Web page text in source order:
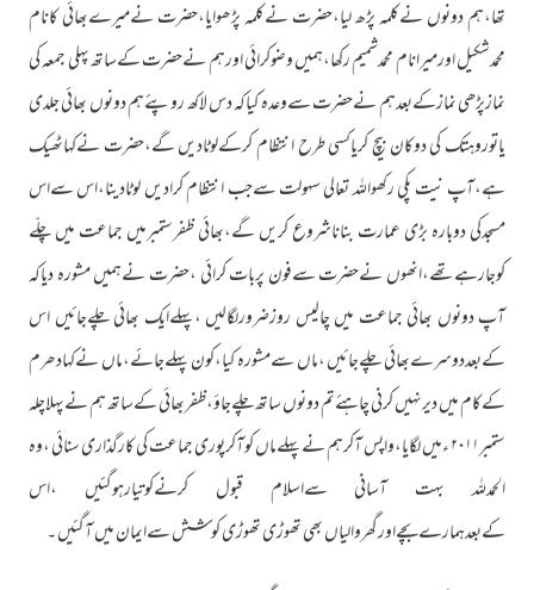
تھا،ہم دونوں نےکلمہ پڑھ لیا،حضرت نےکلمہ پڑھوایا،حضرت نےمیرےبھائی کانام
محمدشکیل اورمیرانام محمدشمیم رکھا،ہمیں وضوکرائی اورہم نےحضرت کےساتھ پہلی جمعہ کی
نمازپڑھی نمازکےبعدہم نےحضرت سےوعدہ کیاکہ دس لاکھ روپئےہم دونوں بھائی جلدی
یاتوروہتک کی دوکان بیچ کریاکسی طرح انتظام کرکےلوٹادیں گے،حضرت نےکہاٹھیک
ہے،آپ نیت پکی رکھواللہ تعالی سہولت سےجب انتظام کرادیں لوٹادینا،اس سےاس
مسجدکی دوبارہ بڑی عمارت بناناشروع کریں گے،بھائی ظفرستمبرمیں جماعت میں چلّے
کوجارہےتھے،انھوں نےحضرت سےفون پربات کرائی ،حضرت نےہمیں مشورہ دیاکہ
آپ دونوں بھائی جماعت میں چالیس روزضرورلگالیں ،پہلےایک بھائی چلےجائیں اس
کےبعددوسرےبھائی چلےجائیں ،ماں سےمشورہ کیا،کون پہلےجائے،ماں نےکہادھرم
کےکام میں دیرنہیں کرنی چاہئےتم دونوں ساتھ چلےجاؤ،ظفربھائی کےساتھ ہم نےپہلاچلہ
ستمبر۲۰۱۱ ءمیں لگایا،واپس آکرہم نےپہلےماں کوآکرپوری جماعت کی کارگذاری سنائی ،وہ
الحمدللہ بہت آسانی سےاسلام قبول کرنےکوتیارہوگئیں ،اس
کےبعدہمارےبچےاورگھروالیاں بھی تھوڑی تھوڑی کوشش سےایمان میں آگئیں ۔